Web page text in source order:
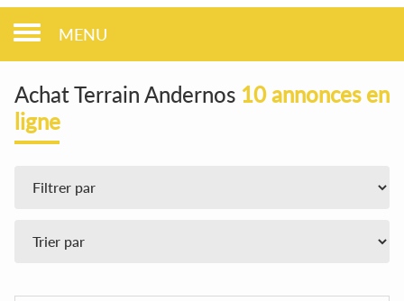
MENU
Achat Terrain Andernos 10 annonces en
ligne